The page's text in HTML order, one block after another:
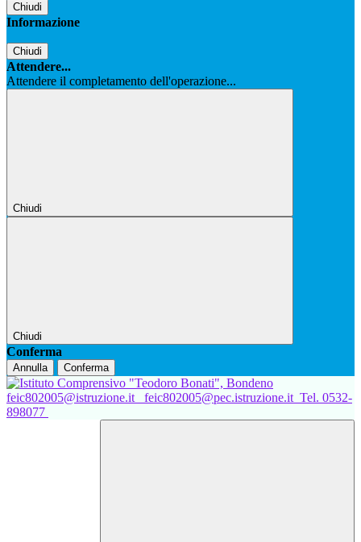
Chiudi
Informazione
Chiudi
Attendere...
Attendere il completamento dell'operazione...
Chiudi
Chiudi
Conferma
Annulla Conferma
feic802005@istruzione.it feic802005@pec.istruzione.it Tel. 0532-
898077